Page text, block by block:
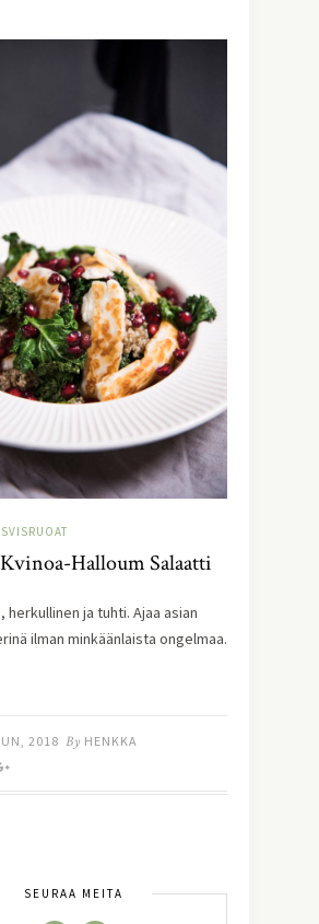
Halloum Salaatti
herkullinen ja tuhti. Ajaa asian
ilman minkäänlaista ongelmaa.
2018 By HENKKA
SEURAA MEITÄ